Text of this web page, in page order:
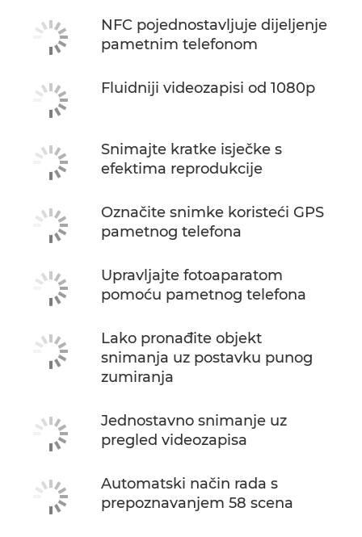
NFC pojednostavljuje dijeljenje
pametnim telefonom
Fluidniji videozapisi od 1080p
Snimajte kratke isječke s
efektima reprodukcije
Označite snimke koristeći GPS
pametnog telefona
Upravljajte fotoaparatom
pomoću pametnog telefona
Lako pronađite objekt
snimanja uz postavku punog
zumiranja
Jednostavno snimanje uz
pregled videozapisa
Automatski način rada s
prepoznavanjem 58 scena